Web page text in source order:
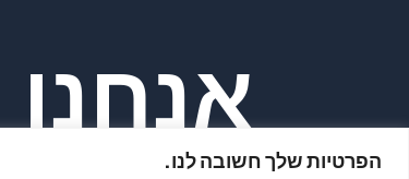
הפרטיות שלך חשובה לנו.
אנחנו